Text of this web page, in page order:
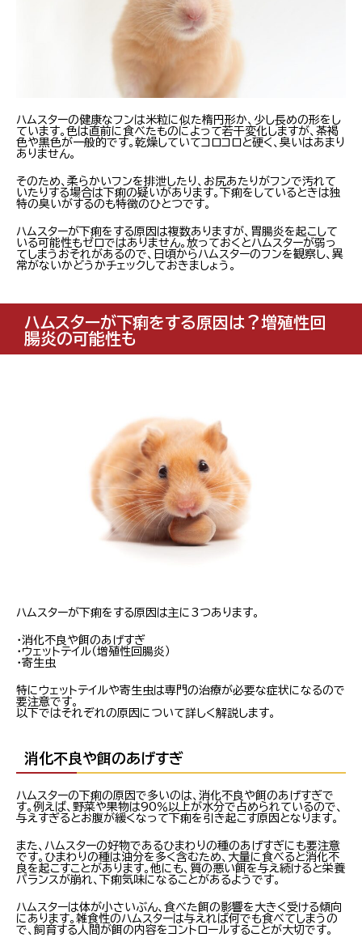
ハムスターの健康なフンは米粒に似た楕円形か、少し長めの形をし
ています。色は直前に食べたものによって若干変化しますが、茶褐
色や黒色が一般的です。乾燥していてコロコロと硬く、臭いはあまり
ありません。
そのため、柔らかいフンを排泄したり、お尻あたりがフンで汚れて
いたりする場合は下痢の疑いがあります。下痢をしているときは独
特の臭いがするのも特徴のひとつです。
ハムスターが下痢をする原因は複数ありますが、胃腸炎を起こして
いる可能性もゼロではありません。放っておくとハムスターが弱っ
てしまうおそれがあるので、日頃からハムスターのフンを観察し、異
常がないかどうかチェックしておきましょう。
ハムスターが下痢をする原因は？増殖性回
腸炎の可能性も
ハムスターが下痢をする原因は主に3つあります。
・消化不良や餌のあげすぎ
・ウェットテイル（増殖性回腸炎）
・寄生虫
特にウェットテイルや寄生虫は専門の治療が必要な症状になるので
要注意です。
以下ではそれぞれの原因について詳しく解説します。
消化不良や餌のあげすぎ
ハムスターの下痢の原因で多いのは、消化不良や餌のあげすぎで
す。例えば、野菜や果物は90％以上が水分で占められているので、
与えすぎるとお腹が緩くなって下痢を引き起こす原因となります。
また、ハムスターの好物であるひまわりの種のあげすぎにも要注意
です。ひまわりの種は油分を多く含むため、大量に食べると消化不
良を起こすことがあります。他にも、質の悪い餌を与え続けると栄養
バランスが崩れ、下痢気味になることがあるようです。
ハムスターは体が小さいぶん、食べた餌の影響を大きく受ける傾向
にあります。雑食性のハムスターは与えれば何でも食べてしまうの
で、飼育する人間が餌の内容をコントロールすることが大切です。